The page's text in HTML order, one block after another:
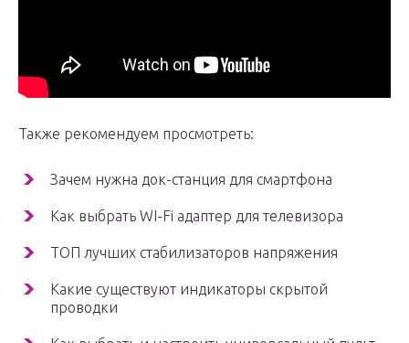
Также рекомендуем просмотреть:
Зачем нужна док-станция для смартфона
Как выбрать WI-Fi адаптер для телевизора
ТОП лучших стабилизаторов напряжения
Какие существуют индикаторы скрытой
проводки